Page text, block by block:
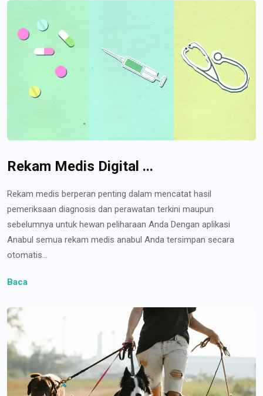
Rekam Medis Digital ...
Rekam medis berperan penting dalam mencatat hasil
pemeriksaan diagnosis dan perawatan terkini maupun
sebelumnya untuk hewan peliharaan Anda Dengan aplikasi
Anabul semua rekam medis anabul Anda tersimpan secara
otomatis...
Baca